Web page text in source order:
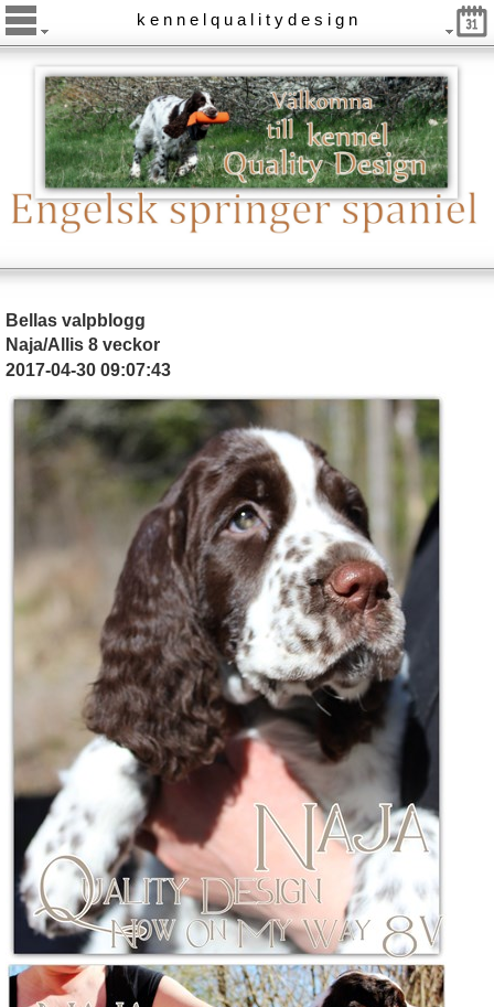
k e n n e l q u a l i t y d e s i g n
Bellas valpblogg
Naja/Allis 8 veckor
2017-04-30 09:07:43